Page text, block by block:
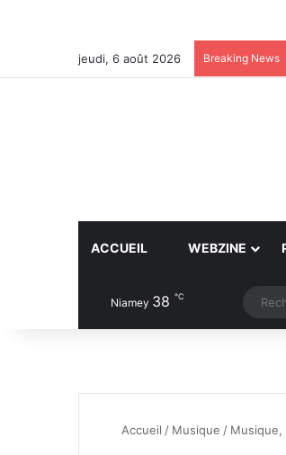
jeudi, 6 août 2026 Breaking News
ACCUEIL WEBZINE
Niamey 38 ℃ Article
Accueil / Musique / Musique,